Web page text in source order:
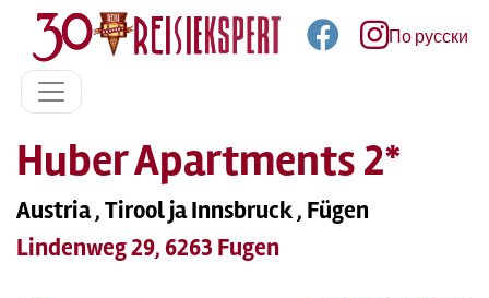
По русски
Huber Apartments 2*
Austria , Tirool ja Innsbruck , Fügen
Lindenweg 29, 6263 Fugen